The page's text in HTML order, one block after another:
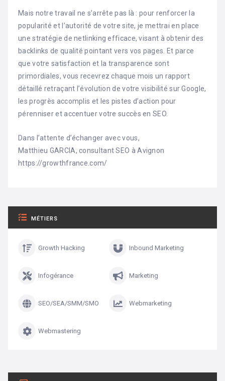
Mais notre travail ne s’arrête pas là : pour renforcer la
popularité et l’autorité de votre site, je mettrai en place
une stratégie de netlinking efficace, visant à obtenir des
backlinks de qualité pointant vers vos pages. Et parce
que votre satisfaction et la transparence sont
primordiales, vous recevrez chaque mois un rapport
détaillé retraçant l’évolution de votre visibilité sur Google,
les progrès accomplis et les pistes d’action pour
pérenniser et accentuer votre succès en SEO.
Dans l’attente d’échanger avec vous,
Matthieu GARCIA, consultant SEO à Avignon
https://growthfrance.com/
MÉTIERS
Growth Hacking Inbound Marketing
Infogérance Marketing
SEO/SEA/SMM/SMO Webmarketing
Webmastering